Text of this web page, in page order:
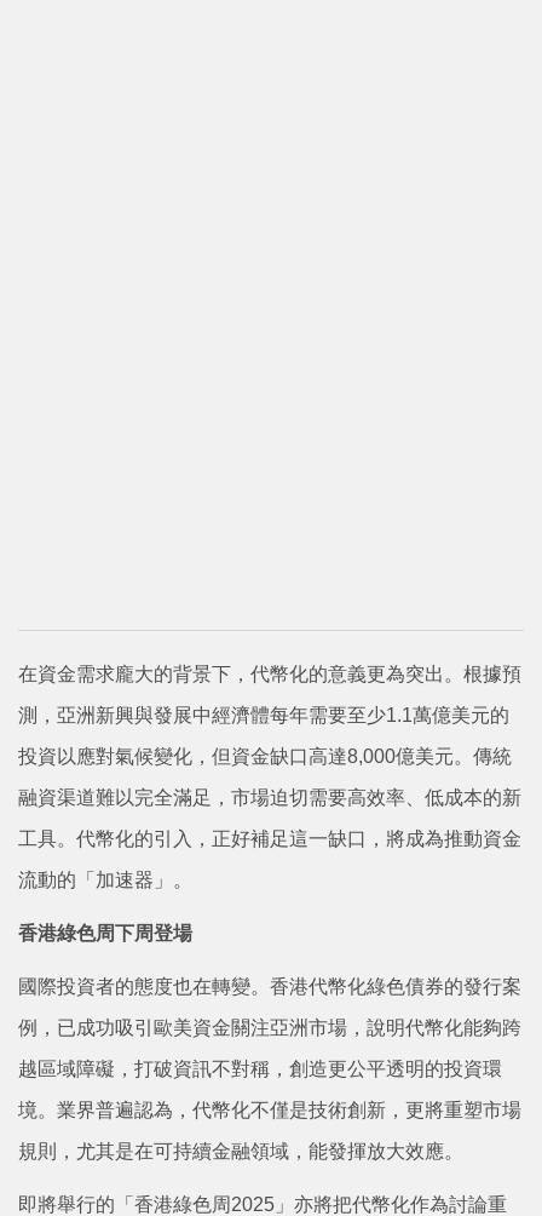
在資金需求龐大的背景下，代幣化的意義更為突出。根據預
測，亞洲新興與發展中經濟體每年需要至少1.1萬億美元的
投資以應對氣候變化，但資金缺口高達8,000億美元。傳統
融資渠道難以完全滿足，市場迫切需要高效率、低成本的新
工具。代幣化的引入，正好補足這一缺口，將成為推動資金
流動的「加速器」。
香港綠色周下周登場
國際投資者的態度也在轉變。香港代幣化綠色債券的發行案
例，已成功吸引歐美資金關注亞洲市場，說明代幣化能夠跨
越區域障礙，打破資訊不對稱，創造更公平透明的投資環
境。業界普遍認為，代幣化不僅是技術創新，更將重塑市場
規則，尤其是在可持續金融領域，能發揮放大效應。
即將舉行的「香港綠色周2025」亦將把代幣化作為討論重